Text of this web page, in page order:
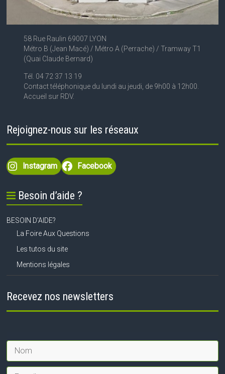
58 Rue Raulin 69007 LYON
Métro B (Jean Macé) / Métro A (Perrache) / Tramway T1
(Quai Claude Bernard)
Tél. 04 72 37 13 19
Contact téléphonique du lundi au jeudi, de 9h00 à 12h00.
Accueil sur RDV.
Rejoignez-nous sur les réseaux
Instagram Facebook
Besoin d’aide ?
BESOIN D’AIDE?
La Foire Aux Questions
Les tutos du site
Mentions légales
Recevez nos newsletters